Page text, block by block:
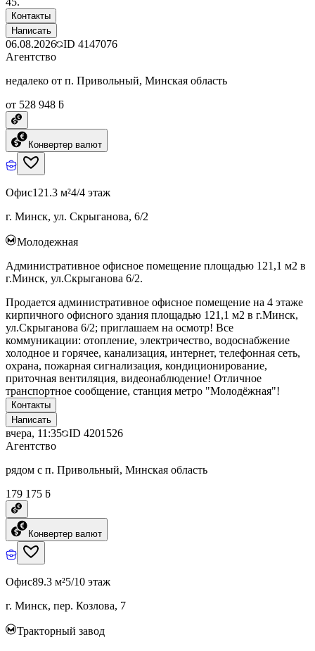
Контакты
Написать
06.08.2026 ID 4147076
Агентство
недалеко от п. Привольный, Минская область
от 528 948 ƃ
Конвертер валют
Офис121.3 м²4/4 этаж
г. Минск, ул. Скрыганова, 6/2
Молодежная
Административное офисное помещение площадью 121,1 м2 в
г.Минск, ул.Скрыганова 6/2.
Продается административное офисное помещение на 4 этаже
кирпичного офисного здания площадью 121,1 м2 в г.Минск,
ул.Скрыганова 6/2; приглашаем на осмотр! Все
коммуникации: отопление, электричество, водоснабжение
холодное и горячее, канализация, интернет, телефонная сеть,
охрана, пожарная сигнализация, кондиционирование,
приточная вентиляция, видеонаблюдение! Отличное
транспортное сообщение, станция метро "Молодёжная"!
Контакты
Написать
вчера, 11:35 ID 4201526
Агентство
рядом с п. Привольный, Минская область
179 175 ƃ
Конвертер валют
Офис89.3 м²5/10 этаж
г. Минск, пер. Козлова, 7
Тракторный завод